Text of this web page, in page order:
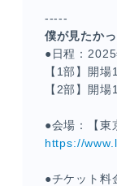
-----
僕が見たか
●日程：
【1部】開
【2部】開
●会場：【東
https://
●チケット料